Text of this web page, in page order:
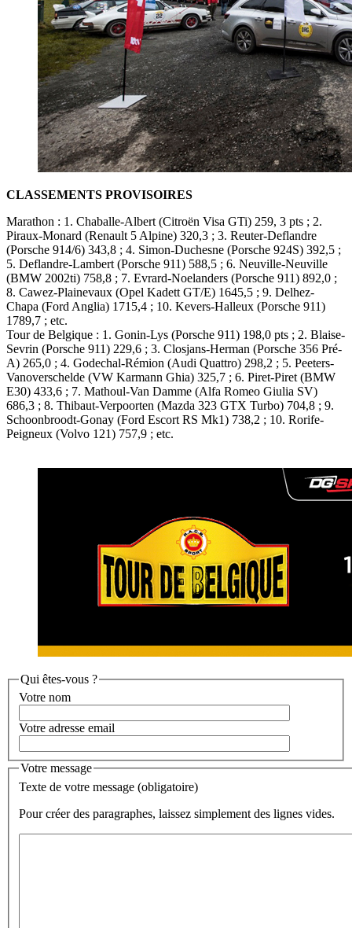
CLASSEMENTS PROVISOIRES
Marathon : 1. Chaballe-Albert (Citroën Visa GTi) 259, 3 pts ; 2.
Piraux-Monard (Renault 5 Alpine) 320,3 ; 3. Reuter-Deflandre
(Porsche 914/6) 343,8 ; 4. Simon-Duchesne (Porsche 924S) 392,5 ;
5. Deflandre-Lambert (Porsche 911) 588,5 ; 6. Neuville-Neuville
(BMW 2002ti) 758,8 ; 7. Evrard-Noelanders (Porsche 911) 892,0 ;
8. Cawez-Plainevaux (Opel Kadett GT/E) 1645,5 ; 9. Delhez-
Chapa (Ford Anglia) 1715,4 ; 10. Kevers-Halleux (Porsche 911)
1789,7 ; etc.
Tour de Belgique : 1. Gonin-Lys (Porsche 911) 198,0 pts ; 2. Blaise-
Sevrin (Porsche 911) 229,6 ; 3. Closjans-Herman (Porsche 356 Pré-
A) 265,0 ; 4. Godechal-Rémion (Audi Quattro) 298,2 ; 5. Peeters-
Vanoverschelde (VW Karmann Ghia) 325,7 ; 6. Piret-Piret (BMW
E30) 433,6 ; 7. Mathoul-Van Damme (Alfa Romeo Giulia SV)
686,3 ; 8. Thibaut-Verpoorten (Mazda 323 GTX Turbo) 704,8 ; 9.
Schoonbroodt-Gonay (Ford Escort RS Mk1) 738,2 ; 10. Rorife-
Peigneux (Volvo 121) 757,9 ; etc.
Qui êtes-vous ?
Votre nom
Votre adresse email
Votre message
Texte de votre message (obligatoire)
Pour créer des paragraphes, laissez simplement des lignes vides.